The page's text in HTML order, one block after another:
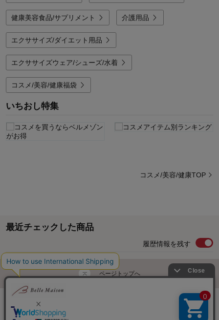
健康美容食品/サプリメント 介護用品
エクササイズ/ダイエット用品
エクササイズウェア/シューズ/水着
コスメ/美容/健康福袋
いちおし特集
コスメ/美容/健康TOP
最近チェックした商品
履歴情報を残す
ページトップへ
ご利用ガイド・お知らせ